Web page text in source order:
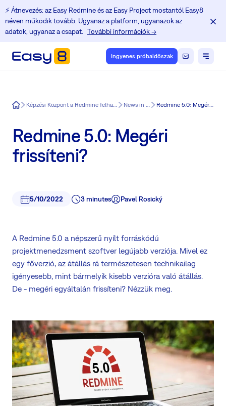
⚡️ Átnevezés: az Easy Redmine és az Easy Project mostantól Easy8
néven működik tovább. Ugyanaz a platform, ugyanazok az
adatok, ugyanaz a csapat.
További információk →
Ingyenes próbaidőszak
Easy8 Képzési Központ a Redmine felhasználók számára News in Easy8 Redmine 5.0: Megéri frissíteni?
Redmine 5.0: Megéri
frissíteni?
5/10/2022 3 minutes Pavel Rosický
A Redmine 5.0 a népszerű nyílt forráskódú
projektmenedzsment szoftver legújabb verziója. Mivel ez
egy főverzió, az átállás rá természetesen technikailag
igényesebb, mint bármelyik kisebb verzióra való átállás.
De - megéri egyáltalán frissíteni? Nézzük meg.